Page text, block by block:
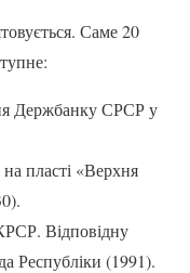
Саме 20
Держбанку СРСР у
пласті «Верхня
Відповідну
Республіки (1991).